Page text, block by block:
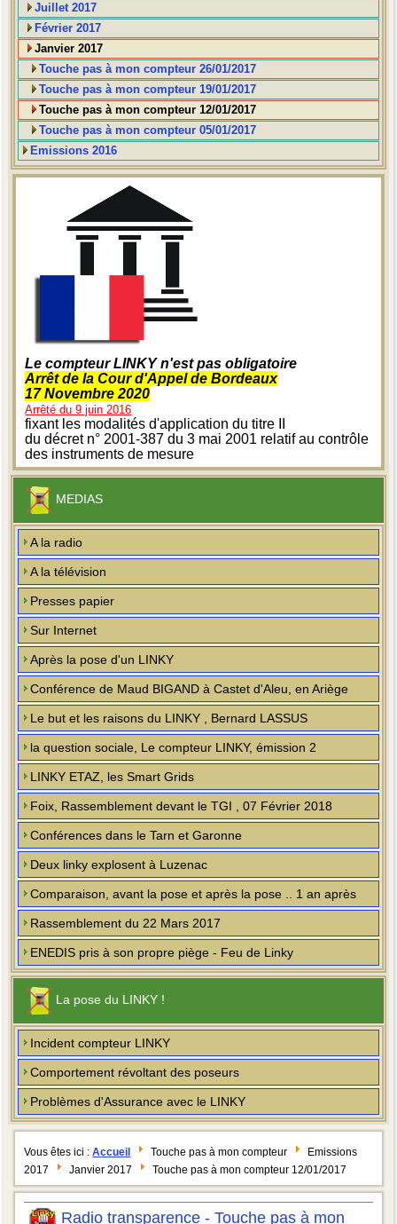
Juillet 2017
Février 2017
Janvier 2017
Touche pas à mon compteur 26/01/2017
Touche pas à mon compteur 19/01/2017
Touche pas à mon compteur 12/01/2017
Touche pas à mon compteur 05/01/2017
Emissions 2016
Le compteur LINKY n'est pas obligatoire
Arrêt de la Cour d'Appel de Bordeaux
17 Novembre 2020
Arrêté du 9 juin 2016
fixant les modalités d'application du titre II
du décret n° 2001-387 du 3 mai 2001 relatif au contrôle
des instruments de mesure
MEDIAS
A la radio
A la télévision
Presses papier
Sur Internet
Après la pose d'un LINKY
Conférence de Maud BIGAND à Castet d'Aleu, en Ariège
Le but et les raisons du LINKY , Bernard LASSUS
la question sociale, Le compteur LINKY, émission 2
LINKY ETAZ, les Smart Grids
Foix, Rassemblement devant le TGI , 07 Février 2018
Conférences dans le Tarn et Garonne
Deux linky explosent à Luzenac
Comparaison, avant la pose et après la pose .. 1 an après
Rassemblement du 22 Mars 2017
ENEDIS pris à son propre piège - Feu de Linky
La pose du LINKY !
Incident compteur LINKY
Comportement révoltant des poseurs
Problèmes d'Assurance avec le LINKY
Vous êtes ici :Accueil Touche pas à mon compteur
Emissions
2017
Janvier 2017 Touche pas à mon compteur 12/01/2017
Radio transparence - Touche pas à mon